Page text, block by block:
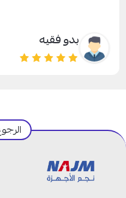
بدو فقيه